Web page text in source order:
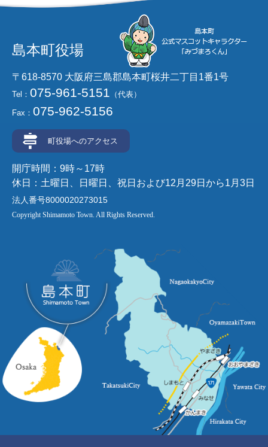
島本町役場
〒618-8570 大阪府三島郡島本町桜井二丁目1番1号
Tel： 075-961-5151 （代表）
Fax： 075-962-5156
町役場へのアクセス
開庁時間：9時～17時
休日：土曜日、日曜日、祝日および12月29日から1月3日
法人番号8000020273015
Copyright Shimamoto Town. All Rights Reserved.